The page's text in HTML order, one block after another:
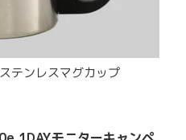
テンレスマグカップ